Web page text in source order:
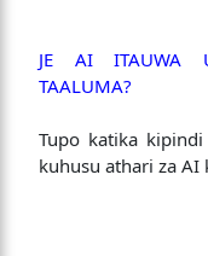
JE AI ITAUWA
TAALUMA?
Tupo katika
kuhusu athari za